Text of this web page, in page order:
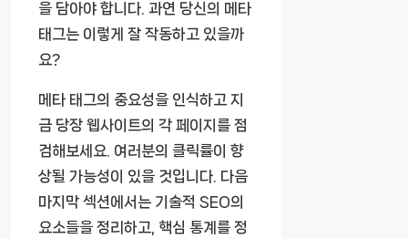
을 담아야 합니다. 과연 당신의 메타
태그는 이렇게 잘 작동하고 있을까
요?
메타 태그의 중요성을 인식하고 지
금 당장 웹사이트의 각 페이지를 점
검해보세요. 여러분의 클릭률이 향
상될 가능성이 있을 것입니다. 다음
마지막 섹션에서는 기술적 SEO의
요소들을 정리하고, 핵심 통계를 정